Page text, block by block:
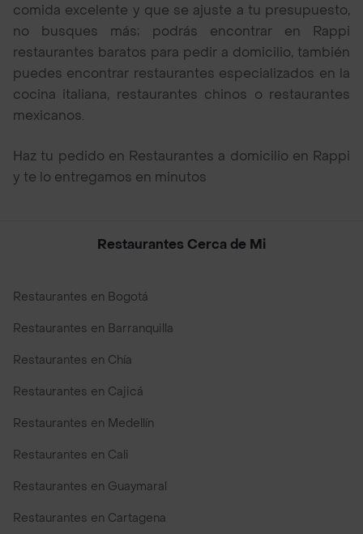
comida excelente y que se ajuste a tu presupuesto,
no busques más; podrás encontrar en Rappi
restaurantes baratos para pedir a domicilio, también
puedes encontrar restaurantes especializados en la
cocina italiana, restaurantes chinos o restaurantes
mexicanos.
Haz tu pedido en Restaurantes a domicilio en Rappi
y te lo entregamos en minutos
Restaurantes Cerca de Mi
Restaurantes en Bogotá
Restaurantes en Barranquilla
Restaurantes en Chía
Restaurantes en Cajicá
Restaurantes en Medellín
Restaurantes en Cali
Restaurantes en Guaymaral
Restaurantes en Cartagena